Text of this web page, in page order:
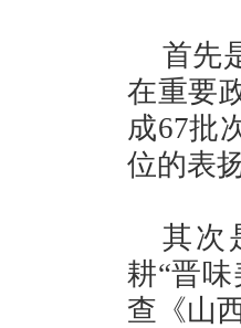
首先
在重要
成67批
位的表
其次
耕“晋
查《山